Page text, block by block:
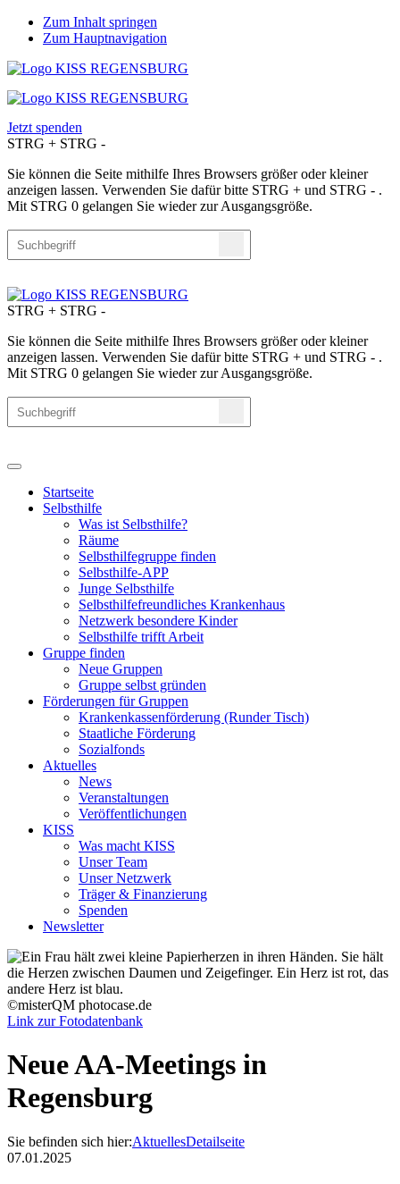
Zum Inhalt springen
Zum Hauptnavigation
Jetzt spenden
STRG + STRG -
Sie können die Seite mithilfe Ihres Browsers größer oder kleiner
anzeigen lassen. Verwenden Sie dafür bitte STRG + und STRG - .
Mit STRG 0 gelangen Sie wieder zur Ausgangsgröße.
STRG + STRG -
Sie können die Seite mithilfe Ihres Browsers größer oder kleiner
anzeigen lassen. Verwenden Sie dafür bitte STRG + und STRG - .
Mit STRG 0 gelangen Sie wieder zur Ausgangsgröße.
Startseite
Selbsthilfe
Was ist Selbsthilfe?
Räume
Selbsthilfegruppe finden
Selbsthilfe-APP
Junge Selbsthilfe
Selbsthilfefreundliches Krankenhaus
Netzwerk besondere Kinder
Selbsthilfe trifft Arbeit
Gruppe finden
Neue Gruppen
Gruppe selbst gründen
Förderungen für Gruppen
Krankenkassenförderung (Runder Tisch)
Staatliche Förderung
Sozialfonds
Aktuelles
News
Veranstaltungen
Veröffentlichungen
KISS
Was macht KISS
Unser Team
Unser Netzwerk
Träger & Finanzierung
Spenden
Newsletter
©misterQM photocase.de
Link zur Fotodatenbank
Neue AA-Meetings in
Regensburg
Sie befinden sich hier:AktuellesDetailseite
07.01.2025